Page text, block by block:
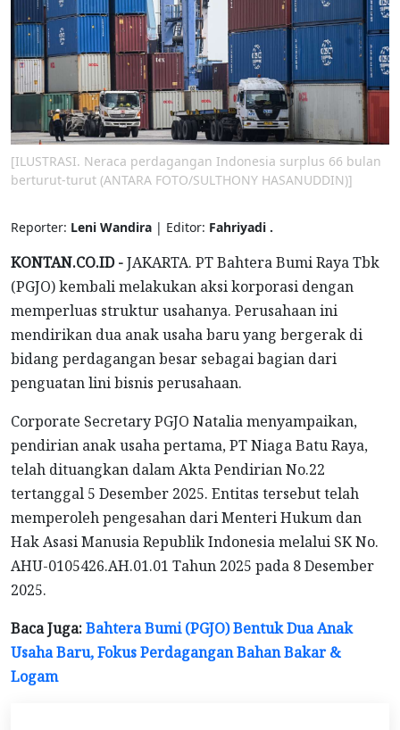
[ILUSTRASI. Neraca perdagangan Indonesia surplus 66 bulan
berturut-turut (ANTARA FOTO/SULTHONY HASANUDDIN)]
Reporter: Leni Wandira | Editor: Fahriyadi .
KONTAN.CO.ID -JAKARTA. PT Bahtera Bumi Raya Tbk
(PGJO) kembali melakukan aksi korporasi dengan
memperluas struktur usahanya. Perusahaan ini
mendirikan dua anak usaha baru yang bergerak di
bidang perdagangan besar sebagai bagian dari
penguatan lini bisnis perusahaan.
Corporate Secretary PGJO Natalia menyampaikan,
pendirian anak usaha pertama, PT Niaga Batu Raya,
telah dituangkan dalam Akta Pendirian No.22
tertanggal 5 Desember 2025. Entitas tersebut telah
memperoleh pengesahan dari Menteri Hukum dan
Hak Asasi Manusia Republik Indonesia melalui SK No.
AHU-0105426.AH.01.01 Tahun 2025 pada 8 Desember
2025.
Baca Juga:Bahtera Bumi (PGJO) Bentuk Dua Anak
Usaha Baru, Fokus Perdagangan Bahan Bakar &
Logam